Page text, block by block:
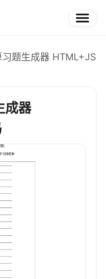
题生成器 HTML+JS
成器